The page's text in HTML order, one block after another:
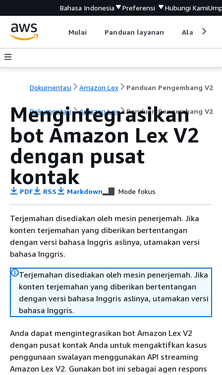
Bahasa Indonesia Preferensi Hubungi Kami
Mulai Panduan layanan Alat
Dokumentasi Amazon Lex Panduan Pengembang V2
Dokumentasi Amazon Lex Panduan Pengembang V2
Mengintegrasikan
bot Amazon Lex V2
dengan pusat
kontak
PDF RSS Markdown Mode fokus
Terjemahan disediakan oleh mesin penerjemah. Jika
konten terjemahan yang diberikan bertentangan
dengan versi bahasa Inggris aslinya, utamakan versi
bahasa Inggris.
Terjemahan disediakan oleh mesin penerjemah. Jika
konten terjemahan yang diberikan bertentangan
dengan versi bahasa Inggris aslinya, utamakan versi
bahasa Inggris.
Anda dapat mengintegrasikan bot Amazon Lex V2
dengan pusat kontak Anda untuk mengaktifkan kasus
penggunaan swalayan menggunakan API streaming
Amazon Lex V2. Gunakan bot ini sebagai agen respons